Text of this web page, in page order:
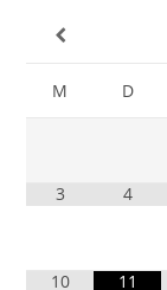
M D
3 4
10
11